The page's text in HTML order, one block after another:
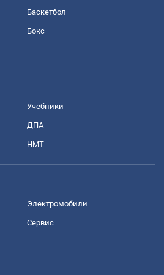
Баскетбол
Бокс
Учебники
ДПА
НМТ
Электромобили
Сервис